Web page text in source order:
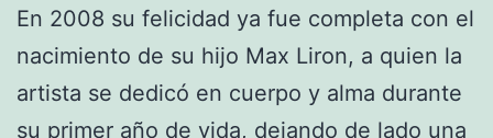
En 2008 su felicidad ya fue completa con el
nacimiento de su hijo Max Liron, a quien la
artista se dedicó en cuerpo y alma durante
su primer año de vida, dejando de lado una